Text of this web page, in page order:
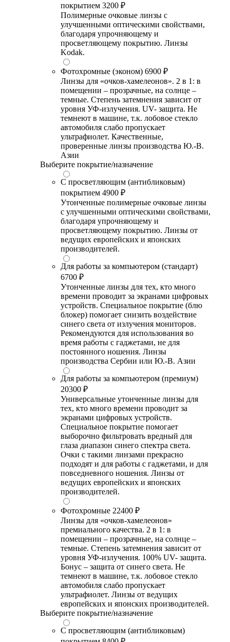
покрытием 3200 ₽
Полимерные очковые линзы с
улучшенными оптическими свойствами,
благодаря упрочняющему и
просветляющему покрытию. Линзы
Kodak.
Фотохромные (эконом) 6900 ₽
Линзы для «очков-хамелеонов». 2 в 1: в
помещении – прозрачные, на солнце –
темные. Степень затемнения зависит от
уровня УФ-излучения. UV- защита. Не
темнеют в машине, т.к. лобовое стекло
автомобиля слабо пропускает
ультрафиолет. Качественные,
проверенные линзы производства Ю.-В.
Азии
Выберите покрытие/назначение
С просветляющим (антибликовым)
покрытием 4900 ₽
Утонченные полимерные очковые линзы
с улучшенными оптическими свойствами,
благодаря упрочняющему и
просветляющему покрытию. Линзы от
ведущих европейских и японских
производителей.
Для работы за компьютером (стандарт)
6700 ₽
Утонченные линзы для тех, кто много
времени проводит за экранами цифровых
устройств. Специальное покрытие (блю
блокер) помогает снизить воздействие
синего света от излучения мониторов.
Рекомендуются для использования во
время работы с гаджетами, не для
постоянного ношения. Линзы
производства Сербии или Ю.-В. Азии
Для работы за компьютером (премиум)
20300 ₽
Универсальные утонченные линзы для
тех, кто много времени проводит за
экранами цифровых устройств.
Специальное покрытие помогает
выборочно фильтровать вредный для
глаза диапазон синего спектра света.
Очки с такими линзами прекрасно
подходят и для работы с гаджетами, и для
повседневного ношения. Линзы от
ведущих европейских и японских
производителей.
Фотохромные 22400 ₽
Линзы для «очков-хамелеонов»
премиального качества. 2 в 1: в
помещении – прозрачные, на солнце –
темные. Степень затемнения зависит от
уровня УФ-излучения. 100% UV- защита.
Бонус – защита от синего света. Не
темнеют в машине, т.к. лобовое стекло
автомобиля слабо пропускает
ультрафиолет. Линзы от ведущих
европейских и японских производителей.
Выберите покрытие/назначение
С просветляющим (антибликовым)